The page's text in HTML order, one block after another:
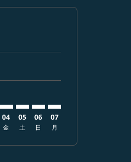
す
を探す
ァーを探す
オファーを探す
オファーを探す
オファーを探す
disclaimer. オファーを探す
offers-disclaimer. オファーを探す
04
金
05
土
06
日
07
月